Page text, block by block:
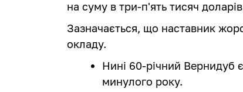
на суму в три-п'ять тисяч
Зазначається, що наставник
окладу.
Нині 60-річний Вернидуб
минулого року.